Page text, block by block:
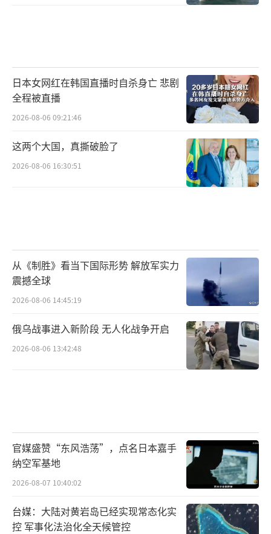
日本女网红在韩国直播时自杀身亡 悲剧
全程被直播
2026-08-06 09:21:46
这两个大国，真撕破脸了
2026-08-06 16:30:51
从《制胜》看当下国际形势 解放军实力
震撼全球
2026-08-06 14:45:19
俄乌战事进入新阶段 无人化战争开启
2026-08-06 13:42:48
官媒盛赞“东风浩荡”，点名日本嘉手
纳空军基地
2026-08-07 10:40:02
台媒：大陆对黄岩岛已经实现常态化实
控 军事化法治化全天候管控